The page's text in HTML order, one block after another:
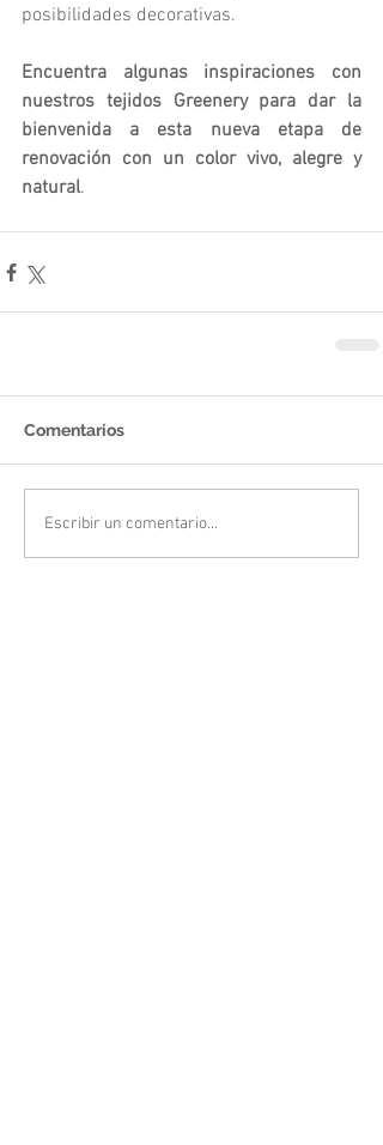
posibilidades decorativas.
Encuentra algunas inspiraciones con
nuestros tejidos Greenery para dar la
bienvenida a esta nueva etapa de
renovación con un color vivo, alegre y
natural.
Comentarios
Escribir un comentario...